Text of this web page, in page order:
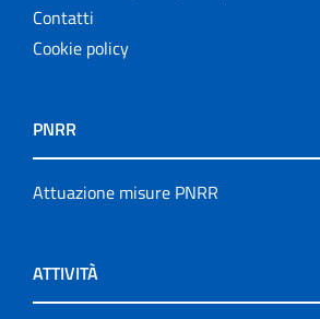
Contatti
Cookie policy
PNRR
Attuazione misure PNRR
ATTIVITÀ